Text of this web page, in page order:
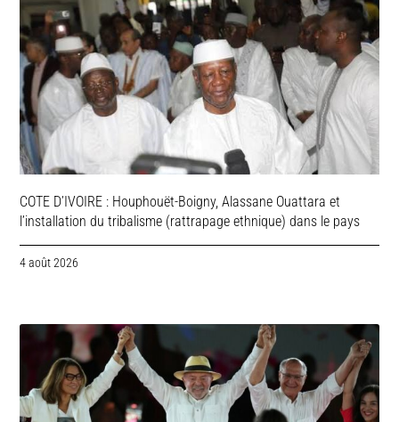
COTE D’IVOIRE : Houphouët-Boigny, Alassane Ouattara et
l’installation du tribalisme (rattrapage ethnique) dans le pays
4 août 2026